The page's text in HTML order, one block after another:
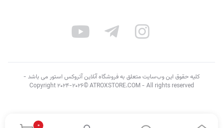
0
کلیه حقوق این وب‌سایت متعلق به فروشگاه آنلاین آتروکس استور می باشد -
Copyright 2024-2026© ATROXSTORE.COM - All rights reserved